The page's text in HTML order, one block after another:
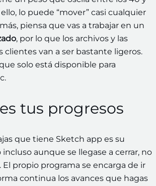
lo puede “mover” casi cualquier
piensa que vas a trabajar en un
, por lo que los archivos y las
clientes van a ser bastante ligeros.
solo está disponible para
tus progresos
que tiene Sketch app es su
incluso aunque se llegase a cerrar, no
propio programa se encarga de ir
continua los avances que hagas